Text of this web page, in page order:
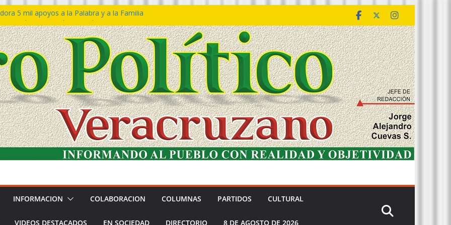
5 mil apoyos a la Palabra y a la Familia
Declaraciones de Procedencia en contra
𝙂𝙤𝙗𝙞𝙚𝙧𝙣𝙤 𝙙𝙚𝙡 𝙀𝙨𝙩𝙖𝙙𝙤 𝙖 𝙙𝙞𝙨𝙛𝙧𝙪𝙩𝙖𝙧
𝙙𝙚𝙡 𝙈𝙖𝙧 𝙚𝙣 𝘾𝙤𝙖𝙩𝙯𝙖𝙘𝙤𝙖𝙡𝙘𝙤𝙨
de policías con vocación de servicio y
SSP
Bravo rechaza acusaciones y asegura que
solicitud de desafuero
INFORMACION COLABORACION COLUMNAS PARTIDOS CULTURAL
VIDEOS DESTACADOS EN SOCIEDAD DIRECTORIO 8 DE AGOSTO DE 2026